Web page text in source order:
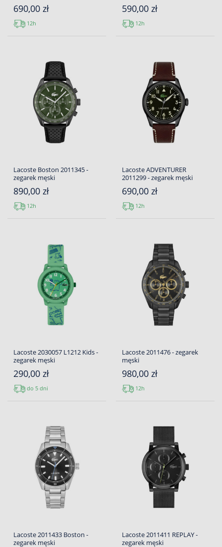
690,00 zł
12h
590,00 zł
12h
Lacoste Boston 2011345 -
zegarek męski
890,00 zł
12h
Lacoste ADVENTURER
2011299 - zegarek męski
690,00 zł
12h
Lacoste 2030057 L1212 Kids -
zegarek męski
290,00 zł
do 5 dni
Lacoste 2011476 - zegarek
męski
980,00 zł
12h
Lacoste 2011433 Boston -
zegarek męski
Lacoste 2011411 REPLAY -
zegarek męski